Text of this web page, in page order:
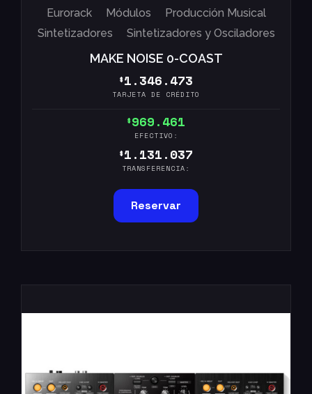
Eurorack Módulos
Producción Musical
Sintetizadores
Sintetizadores y Osciladores
MAKE NOISE 0-COAST
$1.346.473
TARJETA DE CRÉDITO
$969.461
EFECTIVO:
$1.131.037
TRANSFERENCIA:
Reservar